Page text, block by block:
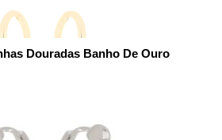
Douradas Banho De Ouro